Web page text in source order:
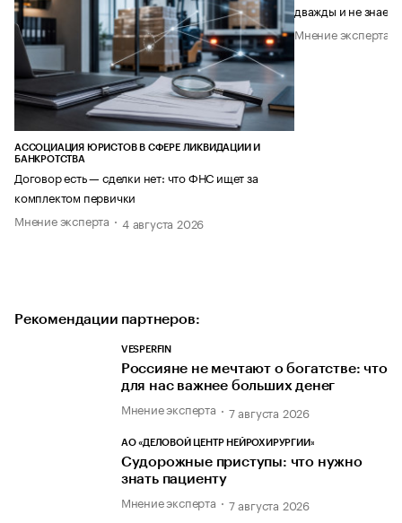
АССОЦИАЦИЯ ЮРИСТОВ В СФЕРЕ ЛИКВИДАЦИИ И
БАНКРОТСТВА
Договор есть — сделки нет: что ФНС ищет за
комплектом первички
Мнение эксперта
4 августа 2026
дважды и не знает
Мнение эксперта
Рекомендации партнеров:
VESPERFIN
Россияне не мечтают о богатстве: что
для нас важнее больших денег
Мнение эксперта 7 августа 2026
АО «ДЕЛОВОЙ ЦЕНТР НЕЙРОХИРУРГИИ»
Судорожные приступы: что нужно
знать пациенту
Мнение эксперта 7 августа 2026